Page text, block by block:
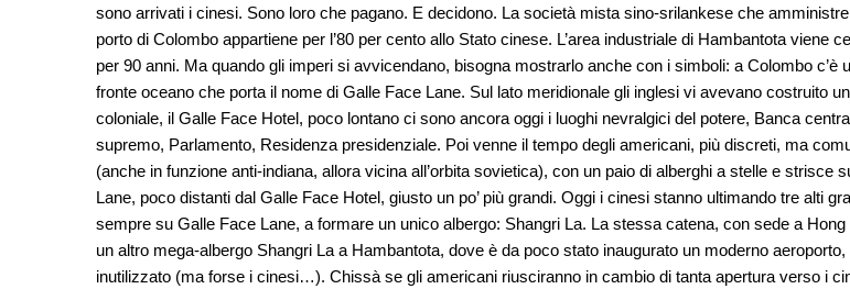
sono arrivati i cinesi. Sono loro che pagano. E decidono. La società mista sino-srilankese che
porto di Colombo appartiene per l’80 per cento allo Stato cinese. L’area industriale di Hambantota viene
per 90 anni. Ma quando gli imperi si avvicendano, bisogna mostrarlo anche con i simboli: a Colombo c’è
fronte oceano che porta il nome di Galle Face Lane. Sul lato meridionale gli inglesi vi avevano costruito
coloniale, il Galle Face Hotel, poco lontano ci sono ancora oggi i luoghi nevralgici del potere, Banca
supremo, Parlamento, Residenza presidenziale. Poi venne il tempo degli americani, più discreti, ma
(anche in funzione anti-indiana, allora vicina all’orbita sovietica), con un paio di alberghi a stelle e strisce
Lane, poco distanti dal Galle Face Hotel, giusto un po’ più grandi. Oggi i cinesi stanno ultimando tre alti
sempre su Galle Face Lane, a formare un unico albergo: Shangri La. La stessa catena, con sede a Hong
un altro mega-albergo Shangri La a Hambantota, dove è da poco stato inaugurato un moderno aeroporto,
inutilizzato (ma forse i cinesi…). Chissà se gli americani riusciranno in cambio di tanta apertura verso i